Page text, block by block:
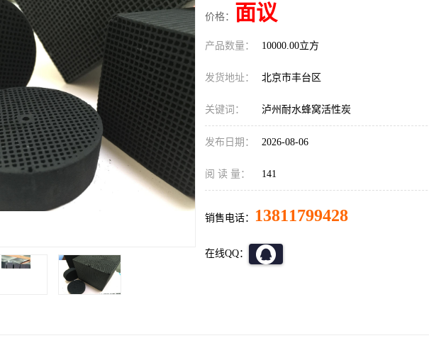
价格： 面议
产品数量： 10000.00立方
发货地址： 北京市丰台区
关键词： 泸州耐水蜂窝活性炭
发布日期： 2026-08-06
阅 读 量： 141
销售电话： 13811799428
在线QQ：